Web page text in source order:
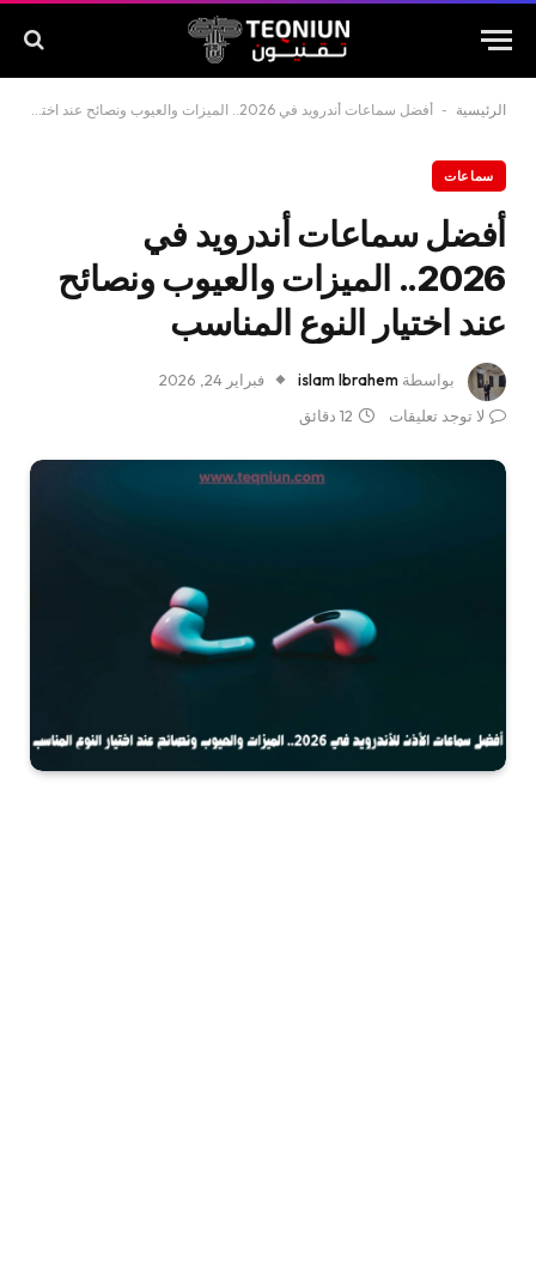
الرئيسية - أفضل سماعات أندرويد في 2026.. الميزات والعيوب ونصائح عند اختيار النوع المناسب
سماعات
أفضل سماعات أندرويد في
2026.. الميزات والعيوب ونصائح
عند اختيار النوع المناسب
بواسطة islam Ibrahem
فبراير 24, 2026
لا توجد تعليقات
12 دقائق